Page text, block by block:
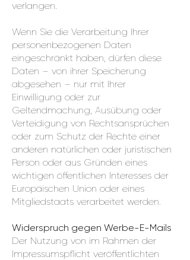
verlangen.
Wenn Sie die Verarbeitung Ihrer
personenbezogenen Daten
eingeschränkt haben, dürfen diese
Daten – von ihrer Speicherung
abgesehen – nur mit Ihrer
Einwilligung oder zur
Geltendmachung, Ausübung oder
Verteidigung von Rechtsansprüchen
oder zum Schutz der Rechte einer
anderen natürlichen oder juristischen
Person oder aus Gründen eines
wichtigen öffentlichen Interesses der
Europäischen Union oder eines
Mitgliedstaats verarbeitet werden.
Widerspruch gegen Werbe-E-Mails
Der Nutzung von im Rahmen der
Impressumspflicht veröffentlichten